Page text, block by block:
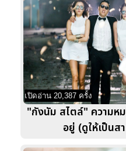
เปิดอ่าน 20,387 ครั้ง
"กังนัม สไตล์" ความหม
อยู่ (ดูให้เป็นส